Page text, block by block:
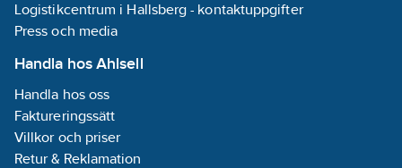
Logistikcentrum i Hallsberg - kontaktuppgifter
Press och media
Handla hos Ahlsell
Handla hos oss
Faktureringssätt
Villkor och priser
Retur & Reklamation